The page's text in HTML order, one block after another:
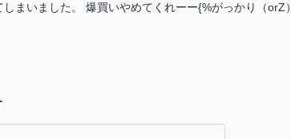
まいました。 爆買いやめてくれーー{%がっかり（orZ）